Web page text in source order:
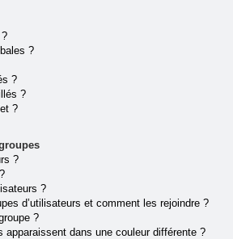
?
?
?
?
?
?
d’utilisateurs et comment les rejoindre ?
?
apparaissent dans une couleur différente ?